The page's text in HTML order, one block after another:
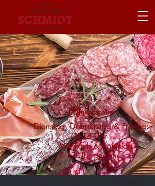
Öffnungszeiten
Dienstag, Donnerstag & Freitag:
8-18 Uhr
Mittwoch & Samstag
8-13 Uhrgeöffnet